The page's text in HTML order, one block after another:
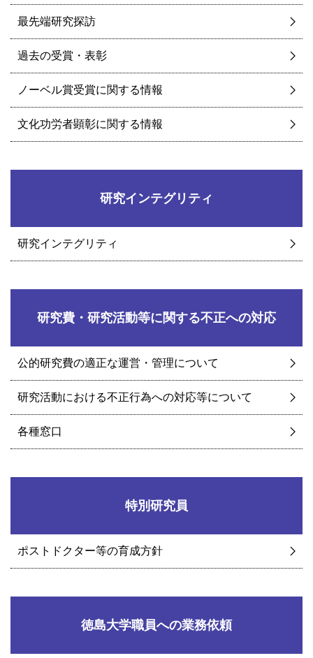
最先端研究探訪
過去の受賞・表彰
ノーベル賞受賞に関する情報
文化功労者顕彰に関する情報
研究インテグリティ
研究インテグリティ
研究費・研究活動等に関する不正への対応
公的研究費の適正な運営・管理について
研究活動における不正行為への対応等について
各種窓口
特別研究員
ポストドクター等の育成方針
徳島大学職員への業務依頼